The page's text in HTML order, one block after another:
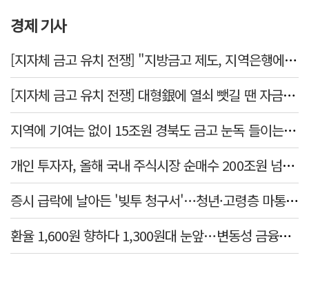
경제 기사
[지자체 금고 유치 전쟁] "지방금고 제도, 지역은행에 불리"
[지자체 금고 유치 전쟁] 대형銀에 열쇠 뺏길 땐 자금 역외 유출→재투자 선순환 붕괴
지역에 기여는 없이 15조원 경북도 금고 눈독 들이는 대형銀
개인 투자자, 올해 국내 주식시장 순매수 200조원 넘었다
증시 급락에 날아든 '빚투 청구서'…청년·고령층 마통 연체↑
환율 1,600원 향하다 1,300원대 눈앞…변동성 금융위기 후 최고